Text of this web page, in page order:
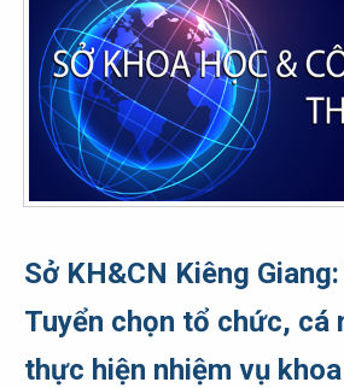
Sở KH&CN Kiêng
Tuyển chọn tổ chức, cá
thực hiện nhiệm vụ